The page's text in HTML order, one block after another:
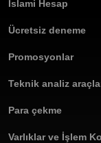
İslami Hesap
Ücretsiz deneme
Promosyonlar
Teknik analiz
Para çekme
Varlıklar ve İşlem